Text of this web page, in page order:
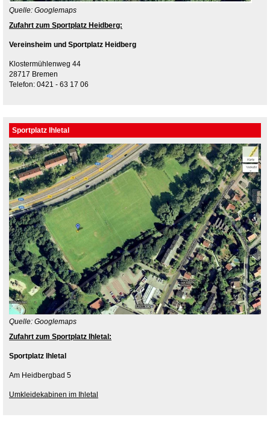
Quelle: Googlemaps
Zufahrt zum Sportplatz Heidberg:
Vereinsheim und Sportplatz Heidberg
Klostermühlenweg 44
28717 Bremen
Telefon: 0421 - 63 17 06
Sportplatz Ihletal
Quelle: Googlemaps
Zufahrt zum Sportplatz Ihletal:
Sportplatz Ihletal
Am Heidbergbad 5
Umkleidekabinen im Ihletal